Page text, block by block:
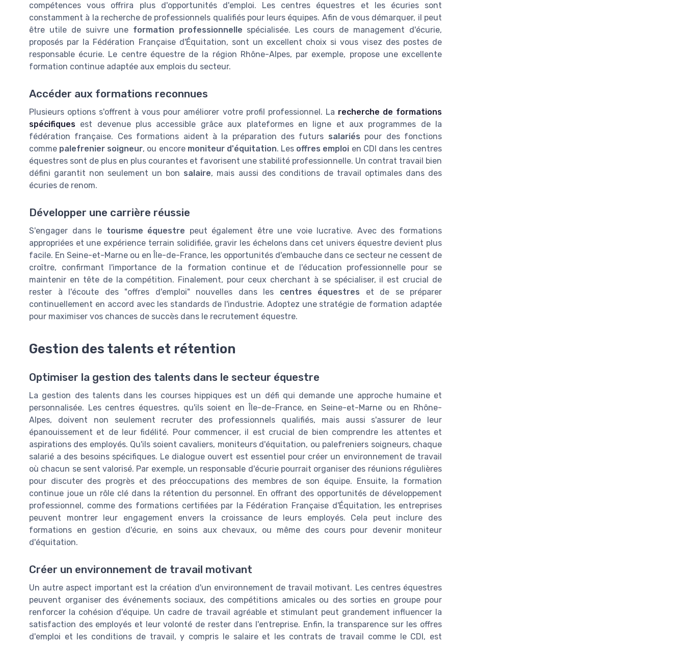
compétences vous offrira plus d'opportunités d'emploi. Les centres équestres et les écuries sont
constamment à la recherche de professionnels qualifiés pour leurs équipes. Afin de vous démarquer, il peut
être utile de suivre une formation professionnelle spécialisée. Les cours de management d'écurie,
proposés par la Fédération Française d'Équitation, sont un excellent choix si vous visez des postes de
responsable écurie. Le centre équestre de la région Rhône-Alpes, par exemple, propose une excellente
formation continue adaptée aux emplois du secteur.
Accéder aux formations reconnues
Plusieurs options s'offrent à vous pour améliorer votre profil professionnel. La recherche de formations
spécifiques est devenue plus accessible grâce aux plateformes en ligne et aux programmes de la
fédération française. Ces formations aident à la préparation des futurs salariés pour des fonctions
comme palefrenier soigneur, ou encore moniteur d'équitation. Les offres emploi en CDI dans les centres
équestres sont de plus en plus courantes et favorisent une stabilité professionnelle. Un contrat travail bien
défini garantit non seulement un bon salaire, mais aussi des conditions de travail optimales dans des
écuries de renom.
Développer une carrière réussie
S'engager dans le tourisme équestre peut également être une voie lucrative. Avec des formations
appropriées et une expérience terrain solidifiée, gravir les échelons dans cet univers équestre devient plus
facile. En Seine-et-Marne ou en Île-de-France, les opportunités d'embauche dans ce secteur ne cessent de
croître, confirmant l'importance de la formation continue et de l'éducation professionnelle pour se
maintenir en tête de la compétition. Finalement, pour ceux cherchant à se spécialiser, il est crucial de
rester à l'écoute des "offres d'emploi" nouvelles dans les centres équestres et de se préparer
continuellement en accord avec les standards de l'industrie. Adoptez une stratégie de formation adaptée
pour maximiser vos chances de succès dans le recrutement équestre.
Gestion des talents et rétention
Optimiser la gestion des talents dans le secteur équestre
La gestion des talents dans les courses hippiques est un défi qui demande une approche humaine et
personnalisée. Les centres équestres, qu'ils soient en Île-de-France, en Seine-et-Marne ou en Rhône-
Alpes, doivent non seulement recruter des professionnels qualifiés, mais aussi s'assurer de leur
épanouissement et de leur fidélité. Pour commencer, il est crucial de bien comprendre les attentes et
aspirations des employés. Qu'ils soient cavaliers, moniteurs d'équitation, ou palefreniers soigneurs, chaque
salarié a des besoins spécifiques. Le dialogue ouvert est essentiel pour créer un environnement de travail
où chacun se sent valorisé. Par exemple, un responsable d'écurie pourrait organiser des réunions régulières
pour discuter des progrès et des préoccupations des membres de son équipe. Ensuite, la formation
continue joue un rôle clé dans la rétention du personnel. En offrant des opportunités de développement
professionnel, comme des formations certifiées par la Fédération Française d'Équitation, les entreprises
peuvent montrer leur engagement envers la croissance de leurs employés. Cela peut inclure des
formations en gestion d'écurie, en soins aux chevaux, ou même des cours pour devenir moniteur
d'équitation.
Créer un environnement de travail motivant
Un autre aspect important est la création d'un environnement de travail motivant. Les centres équestres
peuvent organiser des événements sociaux, des compétitions amicales ou des sorties en groupe pour
renforcer la cohésion d'équipe. Un cadre de travail agréable et stimulant peut grandement influencer la
satisfaction des employés et leur volonté de rester dans l'entreprise. Enfin, la transparence sur les offres
d'emploi et les conditions de travail, y compris le salaire et les contrats de travail comme le CDI, est